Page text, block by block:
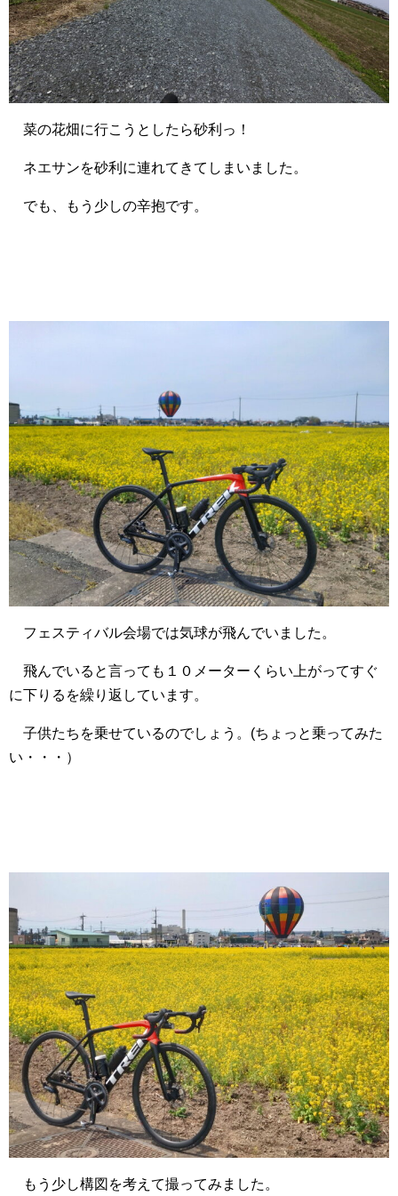
菜の花畑に行こうとしたら砂利っ！
ネエサンを砂利に連れてきてしまいました。
でも、もう少しの辛抱です。
フェスティバル会場では気球が飛んでいました。
飛んでいると言っても１０メーターくらい上がってすぐ
に下りるを繰り返しています。
子供たちを乗せているのでしょう。(ちょっと乗ってみた
い・・・）
もう少し構図を考えて撮ってみました。